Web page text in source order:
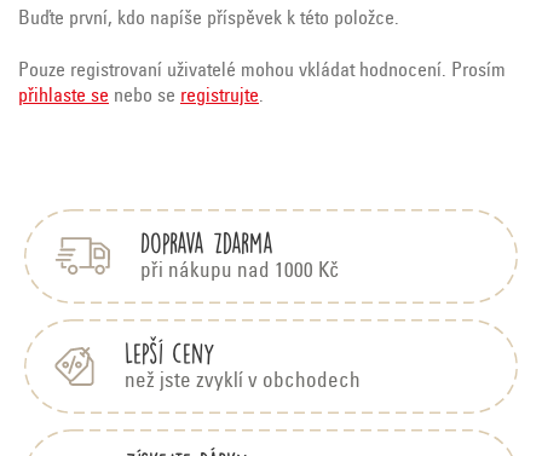
Buďte první, kdo napíše příspěvek k této položce.
Pouze registrovaní uživatelé mohou vkládat hodnocení. Prosím
přihlaste se nebo se registrujte.
Doprava zdarma
při nákupu nad 1000 Kč
Lepší ceny
než jste zvyklí v obchodech